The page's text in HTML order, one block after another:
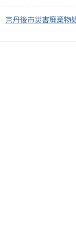
京丹後市災害廃棄物